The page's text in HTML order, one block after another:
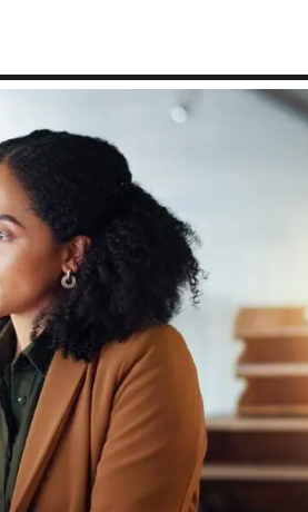
B
Big